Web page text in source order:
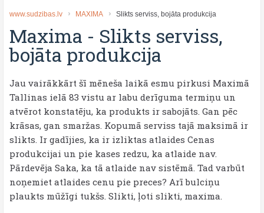
www.sudzibas.lv MAXIMA Slikts serviss, bojāta produkcija
Maxima - Slikts serviss,
bojāta produkcija
Jau vairākkārt šī mēneša laikā esmu pirkusi Maximā
Tallinas ielā 83 vistu ar labu derīguma termiņu un
atvērot konstatēju, ka produkts ir sabojāts. Gan pēc
krāsas, gan smaržas. Kopumā serviss tajā maksimā ir
slikts. Ir gadījies, ka ir izliktas atlaides Cenas
produkcijai un pie kases redzu, ka atlaide nav.
Pārdevēja Saka, ka tā atlaide nav sistēmā. Tad varbūt
noņemiet atlaides cenu pie preces? Arī bulciņu
plaukts mūžīgi tukšs. Slikti, ļoti slikti, maxima.